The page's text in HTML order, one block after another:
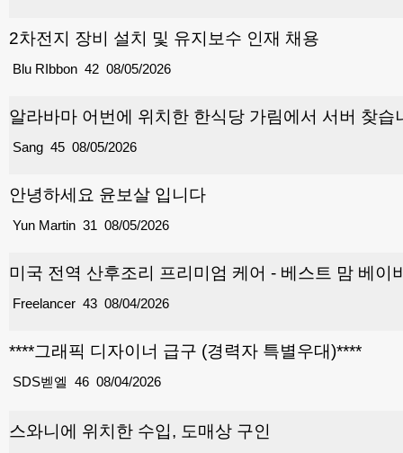
2차전지 장비 설치 및 유지보수 인재 채용
42
Blu RIbbon 08/05/2026
알라바마 어번에 위치한 한식당 가림에서 서버 찾습
45
Sang 08/05/2026
안녕하세요 윤보살 입니다
31
Yun Martin 08/05/2026
미국 전역 산후조리 프리미엄 케어 - 베스트 맘 베이
43
Freelancer 08/04/2026
****그래픽 디자이너 급구 (경력자 특별우대)****
46
SDS벧엘 08/04/2026
스와니에 위치한 수입, 도매상 구인